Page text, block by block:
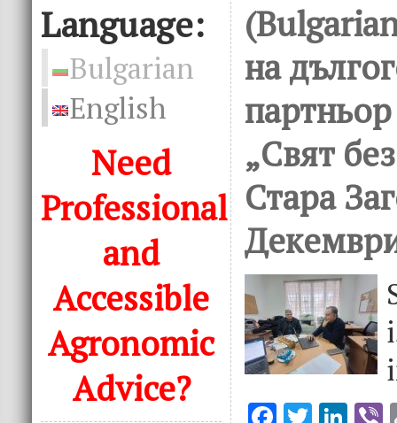
Language:
Bulgarian
English
Need
Professional
and
Accessible
Agronomic
Advice?
на
„Свят
Стара